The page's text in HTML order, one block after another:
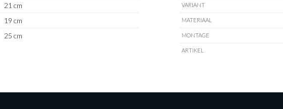
21 cm
19 cm
25 cm
VARIANT
MATERIAAL
MONTAGE
ARTIKEL